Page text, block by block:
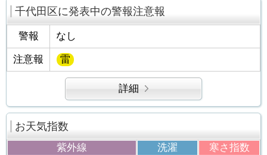
千代田区に発表中の警報注意報
警報 なし
注意報 雷
詳細
お天気指数
紫外線 洗濯 寒さ指数